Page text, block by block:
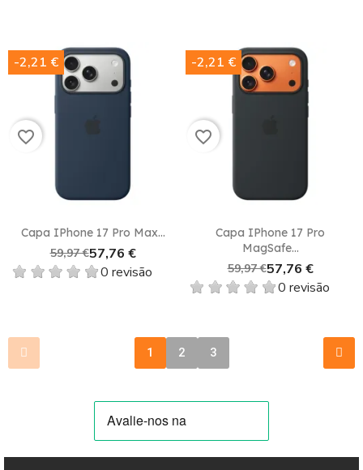
Capa IPhone 17 Pro Max...
59,97 €57,76 €
0 revisão
-2,21 €
favorite_border
Capa IPhone 17 Pro
MagSafe...
59,97 €57,76 €
0 revisão
-2,21 €
favorite_border
1 2 3